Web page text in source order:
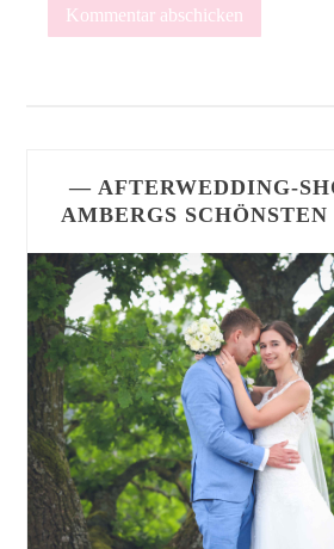
— AFTERWEDDING-
AMBERGS